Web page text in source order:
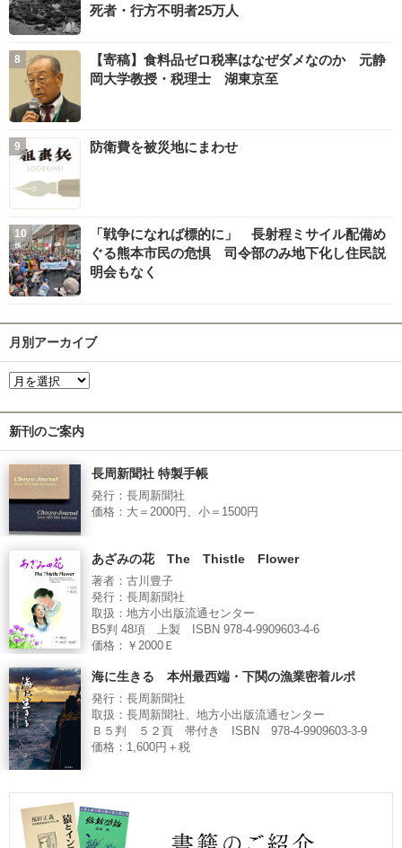
死者・行方不明者25万人
【寄稿】食料品ゼロ税率はなぜダメなのか 元静
岡大学教授・税理士 湖東京至
防衛費を被災地にまわせ
「戦争になれば標的に」 長射程ミサイル配備め
ぐる熊本市民の危惧 司令部のみ地下化し住民説
明会もなく
月別アーカイブ
新刊のご案内
長周新聞社 特製手帳
発行：長周新聞社
価格：大＝2000円、小＝1500円
あざみの花 The Thistle Flower
著者：古川豊子
発行：長周新聞社
取扱：地方小出版流通センター
B5判 48項 上製 ISBN 978-4-9909603-4-6
価格：￥2000Ｅ
海に生きる 本州最西端・下関の漁業密着ルポ
発行：長周新聞社
取扱：長周新聞社、地方小出版流通センター
Ｂ５判 ５２頁 帯付き ISBN 978-4-9909603-3-9
価格：1,600円＋税